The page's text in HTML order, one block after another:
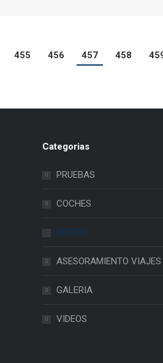
455 456 457 458
Categorias
PRUEBAS
COCHES
MOTOS
ASESORAMIENTO VIAJES
GALERIA
VIDEOS